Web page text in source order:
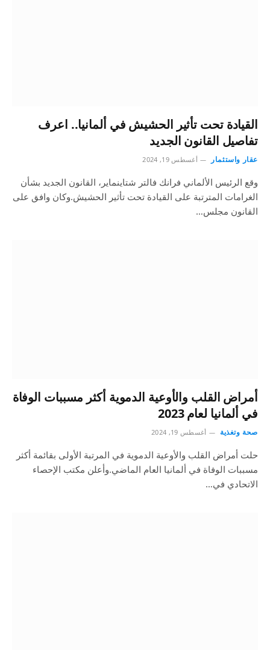
القيادة تحت تأثير الحشيش في ألمانيا.. اعرف
تفاصيل القانون الجديد
عقار واستثمار أغسطس 19, 2024
وقع الرئيس الألماني فرانك فالتر شتاينماير، القانون الجديد بشأن
الغرامات المترتبة على القيادة تحت تأثير الحشيش.وكان وافق على
القانون مجلس…
أمراض القلب والأوعية الدموية أكثر مسببات الوفاة
في ألمانيا لعام 2023
صحة وتغذية أغسطس 19, 2024
حلت أمراض القلب والأوعية الدموية في المرتبة الأولى بقائمة أكثر
مسببات الوفاة في ألمانيا العام الماضي.وأعلن مكتب الإحصاء
الاتحادي في…